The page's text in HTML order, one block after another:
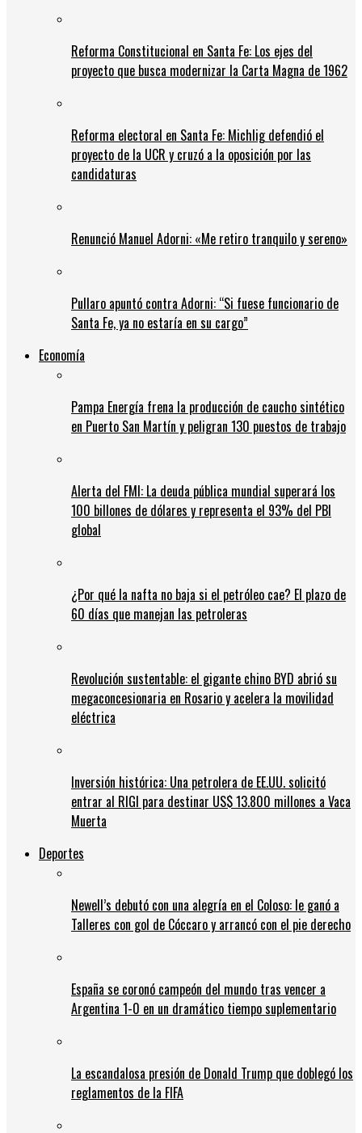
Reforma Constitucional en Santa Fe: Los ejes del
proyecto que busca modernizar la Carta Magna de 1962
Reforma electoral en Santa Fe: Michlig defendió el
proyecto de la UCR y cruzó a la oposición por las
candidaturas
Renunció Manuel Adorni: «Me retiro tranquilo y sereno»
Pullaro apuntó contra Adorni: “Si fuese funcionario de
Santa Fe, ya no estaría en su cargo”
Economía
Pampa Energía frena la producción de caucho sintético
en Puerto San Martín y peligran 130 puestos de trabajo
Alerta del FMI: La deuda pública mundial superará los
100 billones de dólares y representa el 93% del PBI
global
¿Por qué la nafta no baja si el petróleo cae? El plazo de
60 días que manejan las petroleras
Revolución sustentable: el gigante chino BYD abrió su
megaconcesionaria en Rosario y acelera la movilidad
eléctrica
Inversión histórica: Una petrolera de EE.UU. solicitó
entrar al RIGI para destinar US$ 13.800 millones a Vaca
Muerta
Deportes
Newell’s debutó con una alegría en el Coloso: le ganó a
Talleres con gol de Cóccaro y arrancó con el pie derecho
España se coronó campeón del mundo tras vencer a
Argentina 1-0 en un dramático tiempo suplementario
La escandalosa presión de Donald Trump que doblegó los
reglamentos de la FIFA